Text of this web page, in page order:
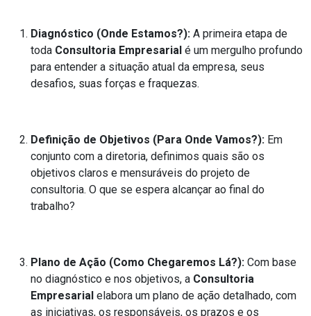
Diagnóstico (Onde Estamos?): A primeira etapa de
toda Consultoria Empresarial é um mergulho profundo
para entender a situação atual da empresa, seus
desafios, suas forças e fraquezas.
Definição de Objetivos (Para Onde Vamos?): Em
conjunto com a diretoria, definimos quais são os
objetivos claros e mensuráveis do projeto de
consultoria. O que se espera alcançar ao final do
trabalho?
Plano de Ação (Como Chegaremos Lá?): Com base
no diagnóstico e nos objetivos, a Consultoria
Empresarial elabora um plano de ação detalhado, com
as iniciativas, os responsáveis, os prazos e os